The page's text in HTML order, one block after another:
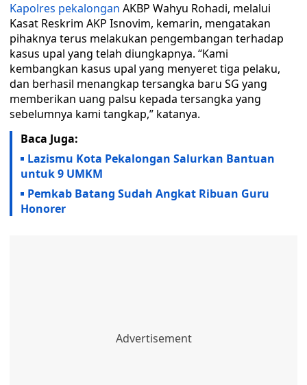
Kapolres pekalongan AKBP Wahyu Rohadi, melalui
Kasat Reskrim AKP Isnovim, kemarin, mengatakan
pihaknya terus melakukan pengembangan terhadap
kasus upal yang telah diungkapnya. “Kami
kembangkan kasus upal yang menyeret tiga pelaku,
dan berhasil menangkap tersangka baru SG yang
memberikan uang palsu kepada tersangka yang
sebelumnya kami tangkap,” katanya.
Baca Juga:
Lazismu Kota Pekalongan Salurkan Bantuan
untuk 9 UMKM
Pemkab Batang Sudah Angkat Ribuan Guru
Honorer